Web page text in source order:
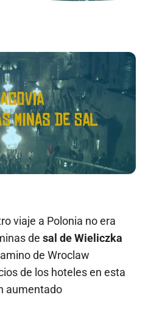
viaje a Polonia no era
de sal de Wieliczka
de Wroclaw
de los hoteles en esta
aumentado